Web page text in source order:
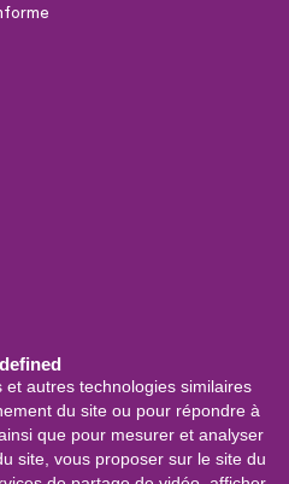
autres technologies similaires
du site ou pour répondre à
que pour mesurer et analyser
site, vous proposer sur le site du